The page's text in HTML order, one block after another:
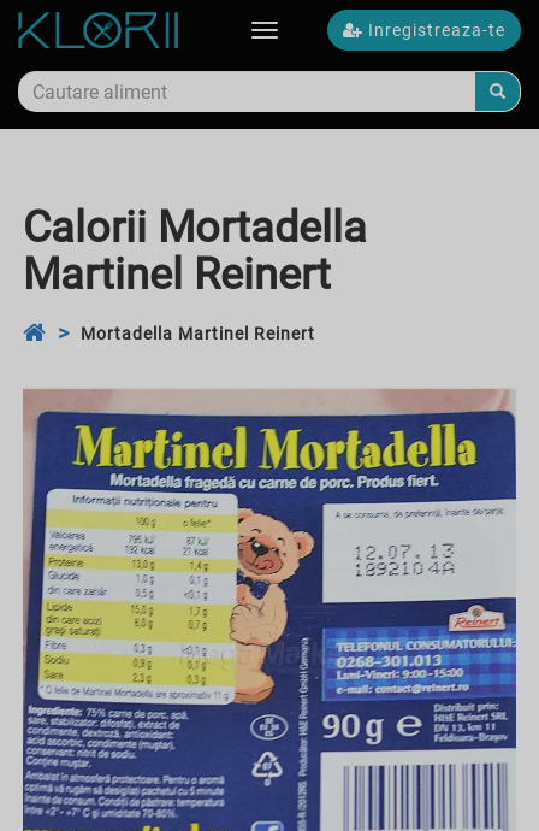
Inregistreaza-te
Toggle
Calorii Mortadella
Martinel Reinert
Mortadella Martinel Reinert